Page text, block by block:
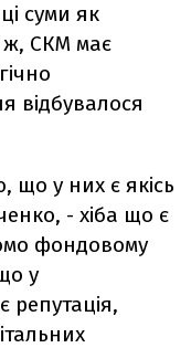
суми як
ж, СКМ має
відбувалося
що у них є якісь
- хіба що є
фондовому
у
репутація,